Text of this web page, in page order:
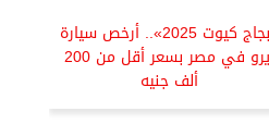
«بجاج كيوت 2025».. أرخص سيارة
زيرو في مصر بسعر أقل من 200
ألف جنيه